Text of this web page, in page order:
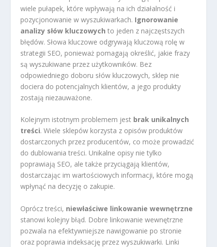
wiele pułapek, które wpływają na ich działalność i
pozycjonowanie w wyszukiwarkach. Ignorowanie
analizy słów kluczowych to jeden z najczęstszych
błędów. Słowa kluczowe odgrywają kluczową rolę w
strategii SEO, ponieważ pomagają określić, jakie frazy
są wyszukiwane przez użytkowników. Bez
odpowiedniego doboru słów kluczowych, sklep nie
dociera do potencjalnych klientów, a jego produkty
zostają niezauważone.
Kolejnym istotnym problemem jest brak unikalnych
treści. Wiele sklepów korzysta z opisów produktów
dostarczonych przez producentów, co może prowadzić
do dublowania treści. Unikalne opisy nie tylko
poprawiają SEO, ale także przyciągają klientów,
dostarczając im wartościowych informacji, które mogą
wpłynąć na decyzję o zakupie.
Oprócz treści, niewłaściwe linkowanie wewnętrzne
stanowi kolejny błąd. Dobre linkowanie wewnętrzne
pozwala na efektywniejsze nawigowanie po stronie
oraz poprawia indeksację przez wyszukiwarki. Linki